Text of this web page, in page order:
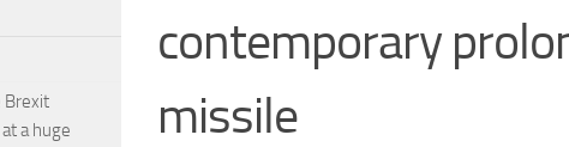
contemporary
missile
Brexit
a huge